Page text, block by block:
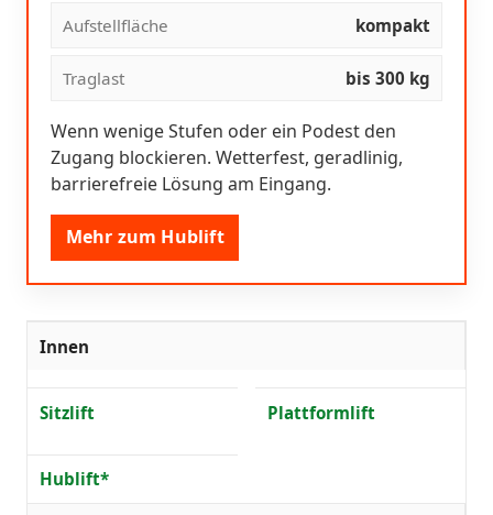
Aufstellfläche kompakt
Traglast bis 300 kg
Wenn wenige Stufen oder ein Podest den
Zugang blockieren. Wetterfest, geradlinig,
barrierefreie Lösung am Eingang.
Mehr zum Hublift
Innen
Sitzlift Plattformlift
Hublift*